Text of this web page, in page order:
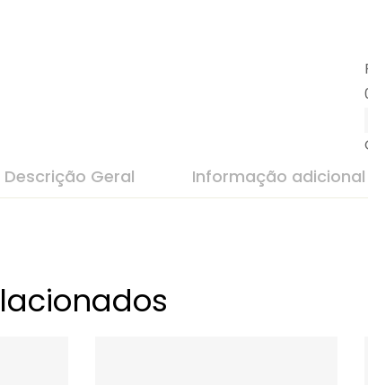
Descrição Geral Informação adicional